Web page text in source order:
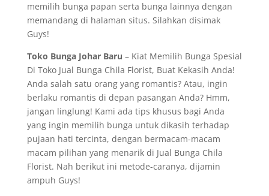
memilih bunga papan serta bunga lainnya dengan
memandang di halaman situs. Silahkan disimak
Guys!
Toko Bunga Johar Baru – Kiat Memilih Bunga Spesial
Di Toko Jual Bunga Chila Florist, Buat Kekasih Anda!
Anda salah satu orang yang romantis? Atau, ingin
berlaku romantis di depan pasangan Anda? Hmm,
jangan linglung! Kami ada tips khusus bagi Anda
yang ingin memilih bunga untuk dikasih terhadap
pujaan hati tercinta, dengan bermacam-macam
macam pilihan yang menarik di Jual Bunga Chila
Florist. Nah berikut ini metode-caranya, dijamin
ampuh Guys!